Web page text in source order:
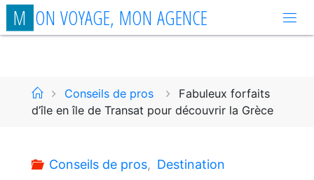
Aller
auM ON VOYAGE, MON AGENCE
AccueilConseils de pros
Fabuleux forfaits
d’île en île de Transat pour découvrir la Grèce
Conseils de pros, Destination